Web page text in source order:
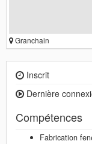
Granchain
Inscrit
Dernière
Compétences
Fabrication